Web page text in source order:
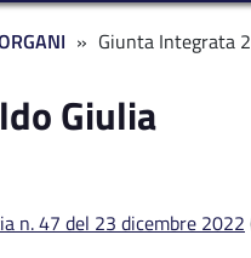
Giunta Integrata
Giulia
n. 47 del 23 dicembre 2022